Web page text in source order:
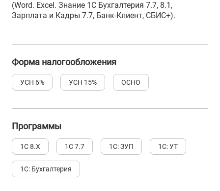
(Word. Excel. Знание 1С Бухгалтерия 7.7, 8.1,
Зарплата и Кадры 7.7, Банк-Клиент, СБИС+).
Форма налогообложения
УСН 6% УСН 15% ОСНО
Программы
1С 8.Х 1С 7.7 1С: ЗУП 1С: УТ
1С: Бухгалтерия